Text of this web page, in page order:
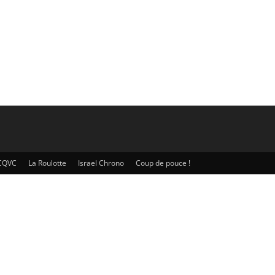
La Roulotte Israel Chrono Coup de pouce !